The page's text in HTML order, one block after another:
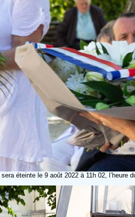
éteinte le 9 août 2022 à 11h 02, l’heure